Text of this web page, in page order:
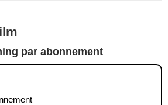
par abonnement